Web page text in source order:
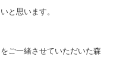
と思います。
ご一緒させていただいた森